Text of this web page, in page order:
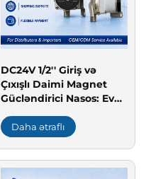
DC24V 1/2'' Giriş və
Çıxışlı Daimi Magnet
Gücləndirici Nasos: Ev
Daha ətraflı